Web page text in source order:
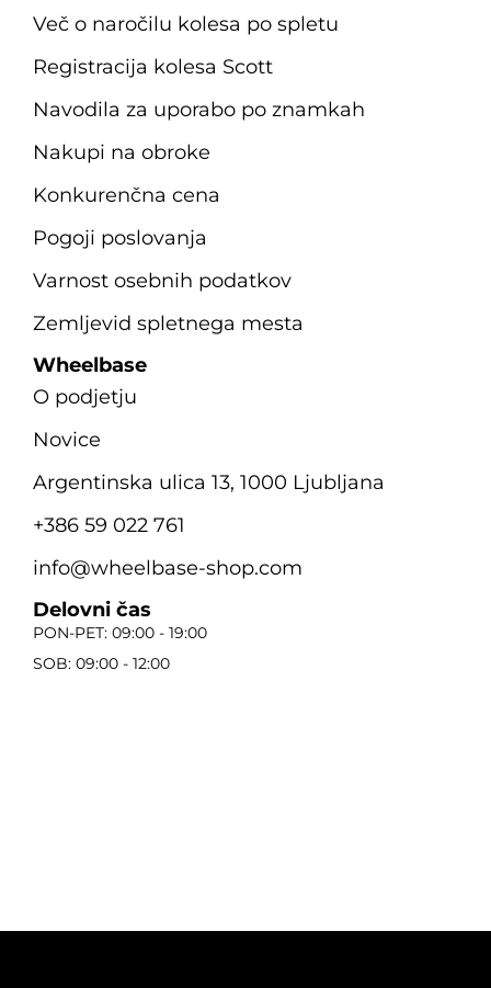
Več o naročilu kolesa po spletu
Registracija kolesa Scott
Navodila za uporabo po znamkah
Nakupi na obroke
Konkurenčna cena
Pogoji poslovanja
Varnost osebnih podatkov
Zemljevid spletnega mesta
Wheelbase
O podjetju
Novice
Argentinska ulica 13, 1000 Ljubljana
+386 59 022 761
info@wheelbase-shop.com
Delovni čas
PON-PET: 09:00 - 19:00
SOB: 09:00 - 12:00